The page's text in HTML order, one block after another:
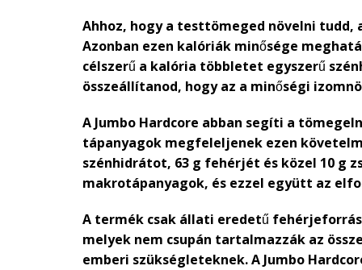
Ahhoz, hogy a testtömeged növelni
Azonban ezen kalóriák minősége
célszerű a kalória többletet egyszerű
összeállítanod, hogy az a minőségi
A Jumbo Hardcore abban segíti a
tápanyagok megfeleljenek ezen
szénhidrátot, 63 g fehérjét és közel 10 g
makrotápanyagok, és ezzel együtt az
A termék csak állati eredetű
melyek nem csupán tartalmazzák az
emberi szükségleteknek. A Jumbo